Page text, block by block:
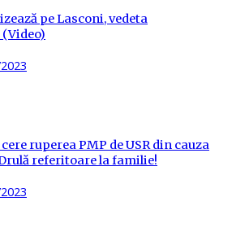
pe Lasconi, vedeta
ruperea PMP de USR din cauza
referitoare la familie!